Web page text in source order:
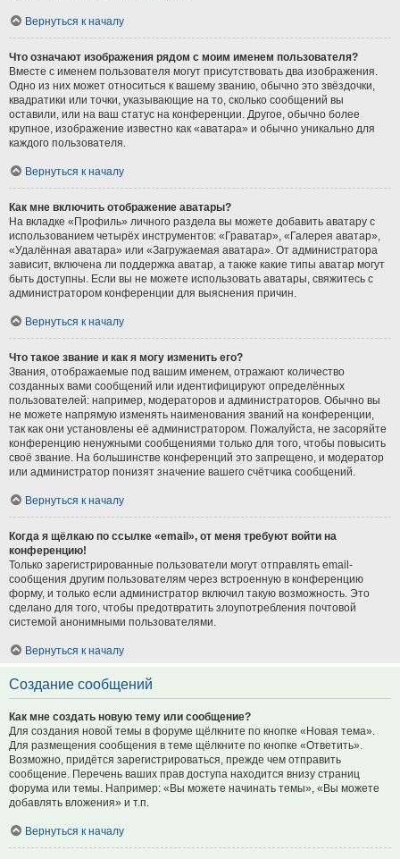
Вернуться к началу
Что означают изображения рядом с моим именем пользователя?
Вместе с именем пользователя могут присутствовать два изображения.
Одно из них может относиться к вашему званию, обычно это звёздочки,
квадратики или точки, указывающие на то, сколько сообщений вы
оставили, или на ваш статус на конференции. Другое, обычно более
крупное, изображение известно как «аватара» и обычно уникально для
каждого пользователя.
Вернуться к началу
Как мне включить отображение аватары?
На вкладке «Профиль» личного раздела вы можете добавить аватару с
использованием четырёх инструментов: «Граватар», «Галерея аватар»,
«Удалённая аватара» или «Загружаемая аватара». От администратора
зависит, включена ли поддержка аватар, а также какие типы аватар могут
быть доступны. Если вы не можете использовать аватары, свяжитесь с
администратором конференции для выяснения причин.
Вернуться к началу
Что такое звание и как я могу изменить его?
Звания, отображаемые под вашим именем, отражают количество
созданных вами сообщений или идентифицируют определённых
пользователей: например, модераторов и администраторов. Обычно вы
не можете напрямую изменять наименования званий на конференции,
так как они установлены её администратором. Пожалуйста, не засоряйте
конференцию ненужными сообщениями только для того, чтобы повысить
своё звание. На большинстве конференций это запрещено, и модератор
или администратор понизят значение вашего счётчика сообщений.
Вернуться к началу
Когда я щёлкаю по ссылке «email», от меня требуют войти на
конференцию!
Только зарегистрированные пользователи могут отправлять email-
сообщения другим пользователям через встроенную в конференцию
форму, и только если администратор включил такую возможность. Это
сделано для того, чтобы предотвратить злоупотребления почтовой
системой анонимными пользователями.
Вернуться к началу
Создание сообщений
Как мне создать новую тему или сообщение?
Для создания новой темы в форуме щёлкните по кнопке «Новая тема».
Для размещения сообщения в теме щёлкните по кнопке «Ответить».
Возможно, придётся зарегистрироваться, прежде чем отправить
сообщение. Перечень ваших прав доступа находится внизу страниц
форума или темы. Например: «Вы можете начинать темы», «Вы можете
добавлять вложения» и т.п.
Вернуться к началу